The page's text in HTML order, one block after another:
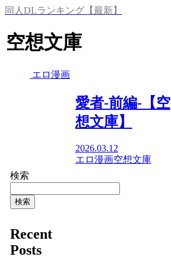
同人DLランキング【最新】
空想文庫
エロ漫画
愛者-前編-【空
想文庫】
2026.03.12
エロ漫画空想文庫
検索
検索
Recent
Posts